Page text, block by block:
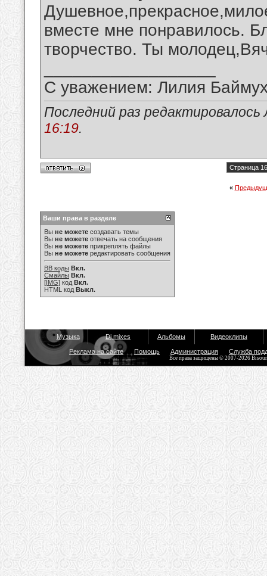
вместе мне понравилось.
творчество. Ты
С уважением: Лилия
Последний раз
16:19.
Страница
«
Ваши права в разделе
Вы не можете создавать темы
Вы не можете отвечать на сообщения
Вы не можете прикреплять файлы
Вы не можете редактировать сообщения
BB коды Вкл.
Смайлы Вкл.
[IMG] код Вкл.
HTML код Выкл.
Музыка Dj mixes Альбомы Видеоклипы
Реклама на сайте Помощь Администрация Служба
Все права защищены © 2007-2026